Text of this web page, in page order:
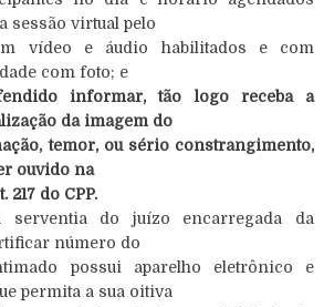
sessão virtual pelo
vídeo e áudio habilitados e com
com foto; e
informar, tão logo receba a
da imagem do
temor, ou sério constrangimento,
ouvido na
do CPP.
serventia do juízo encarregada da
número do
possui aparelho eletrônico e
permita a sua oitiva